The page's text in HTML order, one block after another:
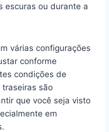
escuras ou durante a
várias configurações
conforme
condições de
são
que você seja visto
em